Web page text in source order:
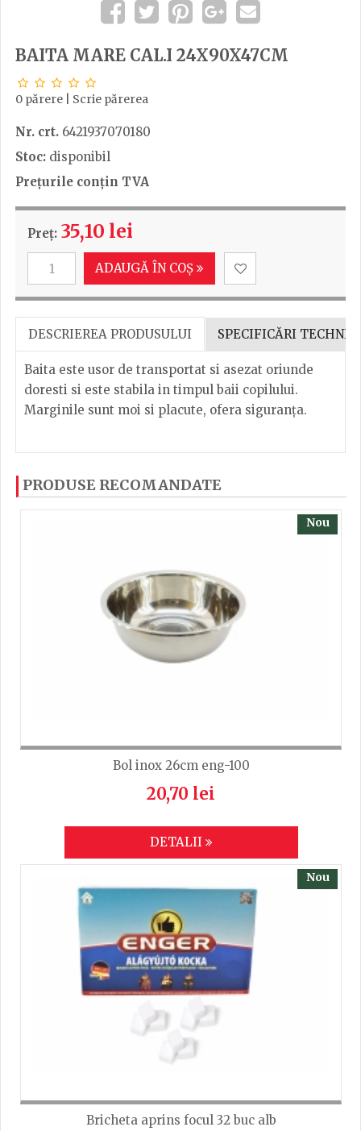
BAITA MARE CAL.I 24X90X47CM
0 părere Scrie părerea
Nr. crt. 6421937070180
Stoc: disponibil
Prețurile conțin TVA
Preț: 35,10 lei
ADAUGĂ ÎN COȘ
DESCRIEREA PRODUSULUI SPECIFICĂRI
Baita este usor de transportat si asezat oriunde
doresti si este stabila in timpul baii copilului.
Marginile sunt moi si placute, ofera siguranţa.
Calitate: I
cu ajutorul steluțelor, și scrieți părerea dvs. Pentru
a putea să scrieți părerea trebuie să fiți înregistrat.
PRODUSE RECOMANDATE
Nou
Bol inox 26cm eng-100
20,70 lei
DETALII
Nou
Bricheta aprins focul 32 buc alb